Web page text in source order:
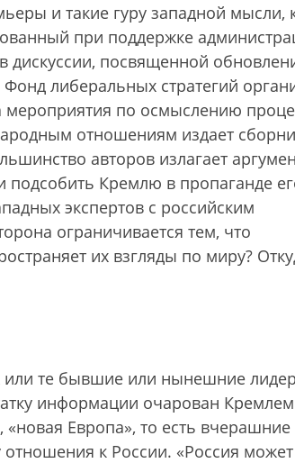
и такие гуру западной мысли,
при поддержке
дискуссии, посвященной
либеральных стратегий
мероприятия по осмыслению
отношениям издает
авторов излагает
Кремлю в пропаганде
экспертов с российским
ограничивается тем, что
их взгляды по миру?
или те бывшие или нынешние
информации очарован
Европа», то есть вчерашние
к России. «Россия может